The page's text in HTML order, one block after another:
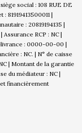
social : 108 RUE DE
81919413500011 |
: 20819194135 |
RCP : NC |
: 0000-00-00 |
: NC. | N° de caisse
| Montant de la garantie
du médiateur : NC |
financièrement